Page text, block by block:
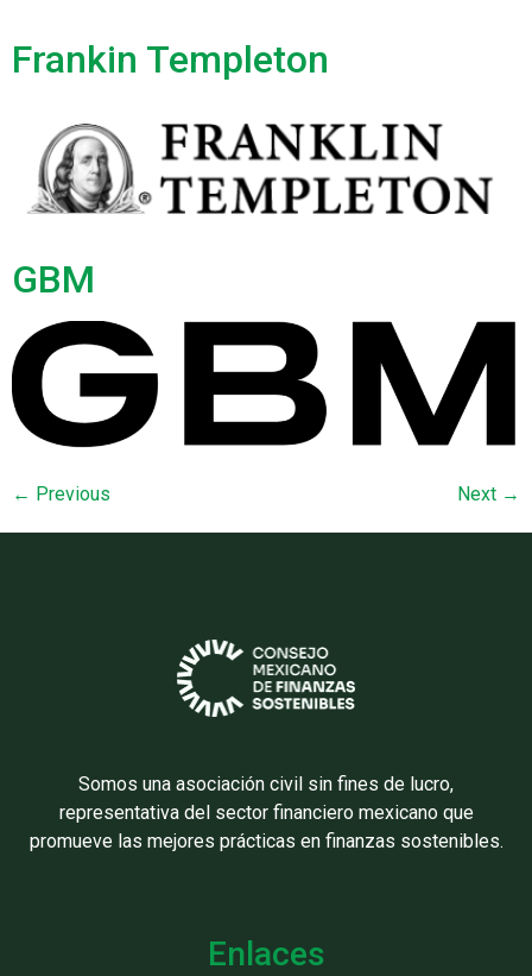
Frankin Templeton
GBM
← Previous Next →
Somos una asociación civil sin fines de lucro,
representativa del sector financiero mexicano que
promueve las mejores prácticas en finanzas sostenibles.
Enlaces